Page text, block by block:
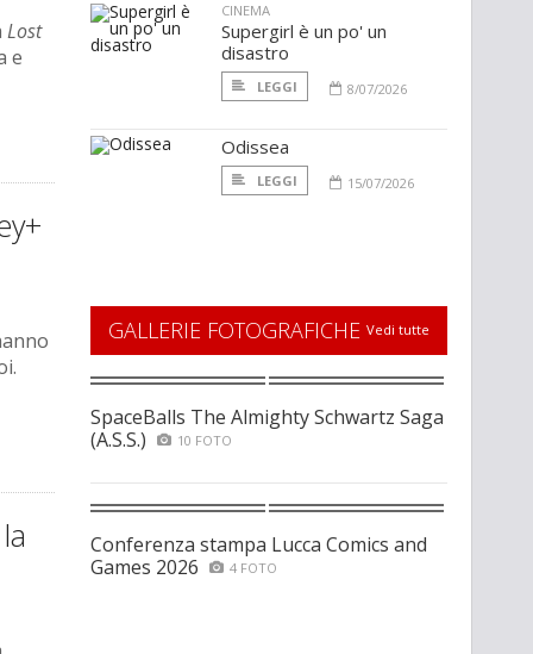
Lost
e
CINEMA
Supergirl è un po' un
disastro
LEGGI 8/07/2026
Odissea
LEGGI 15/07/2026
GALLERIE FOTOGRAFICHE Vedi tutte
SpaceBalls The Almighty Schwartz Saga
(A.S.S.)
10 FOTO
Conferenza stampa Lucca Comics and
Games 2026
4 FOTO